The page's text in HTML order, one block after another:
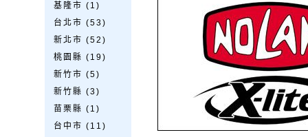
基隆市 (1)
台北市 (53)
新北市 (52)
桃園縣 (19)
新竹市 (5)
新竹縣 (3)
苗栗縣 (1)
台中市 (11)